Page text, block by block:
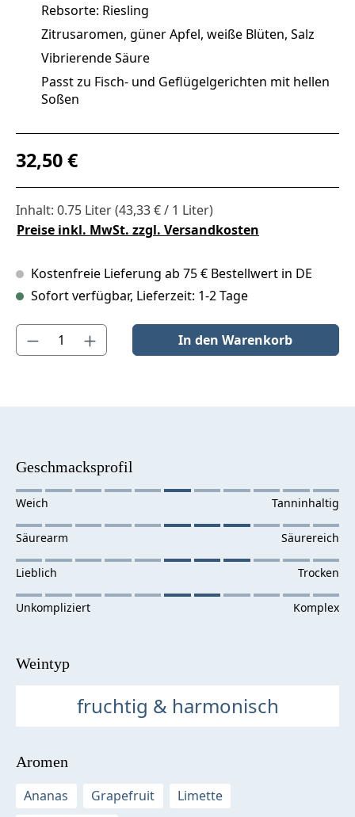
Rebsorte: Riesling
Zitrusaromen, güner Apfel, weiße Blüten, Salz
Vibrierende Säure
Passt zu Fisch- und Geflügelgerichten mit hellen
Soßen
Regulärer Preis:
32,50 €
Inhalt: 0.75 Liter(43,33 € / 1 Liter)
Preise inkl. MwSt. zzgl. Versandkosten
Kostenfreie Lieferung ab 75 € Bestellwert in DE
Sofort verfügbar, Lieferzeit: 1-2 Tage
Produkt Anzahl: Gib den gewünschten Wert ein oder benutze
In den Warenkorb
Geschmacksprofil
Weintyp
fruchtig & harmonisch
Aromen
Ananas
Grapefruit
Limette